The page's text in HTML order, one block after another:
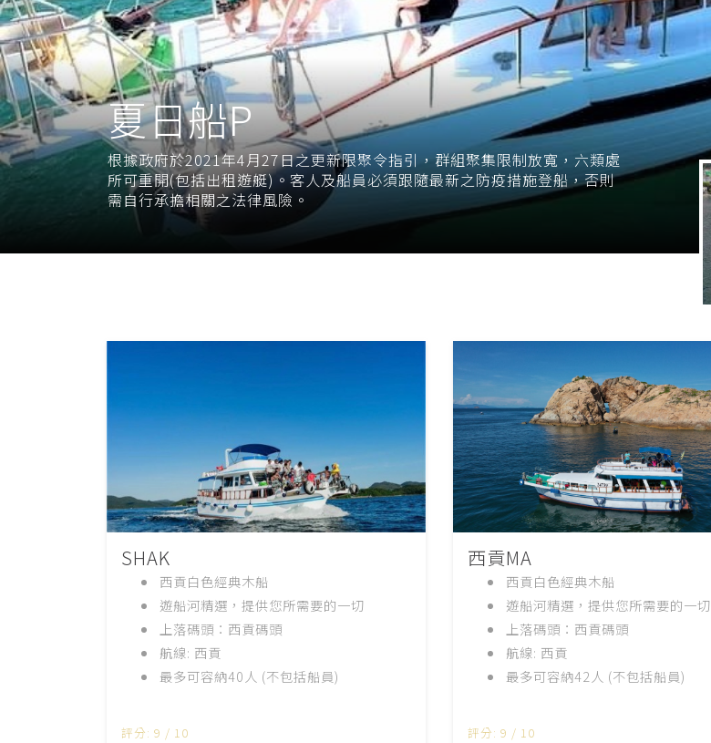
夏日船P
根據政府於2021年4月27日之更新限聚令指引，群組聚集限制放寬，六類處
所可重開(包括出租遊艇)。客人及船員必須跟隨最新之防疫措施登船，否則
需自行承擔相關之法律風險。
SHAK
西貢白色經典木船
遊船河精選，提供您所需要的一切
上落碼頭：西貢碼頭
航線: 西貢
最多可容納40 人 (不包括船員)
評分: 9 / 10
西貢MA
西貢白色經典木船
遊船河精選，提供您所需要的一切
上落碼頭：西貢碼頭
航線: 西貢
最多可容納42 人 (不包括船員)
評分: 9 / 10